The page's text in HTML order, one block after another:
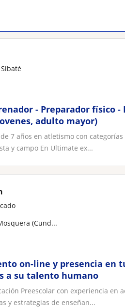
- Preparador físico -
adulto mayor)
7 años en atletismo con
y campo En Ultimate ex...
(Cund...
on-line y presencia en
a su talento humano
Preescolar con experiencia en
y estrategias de enseñan...